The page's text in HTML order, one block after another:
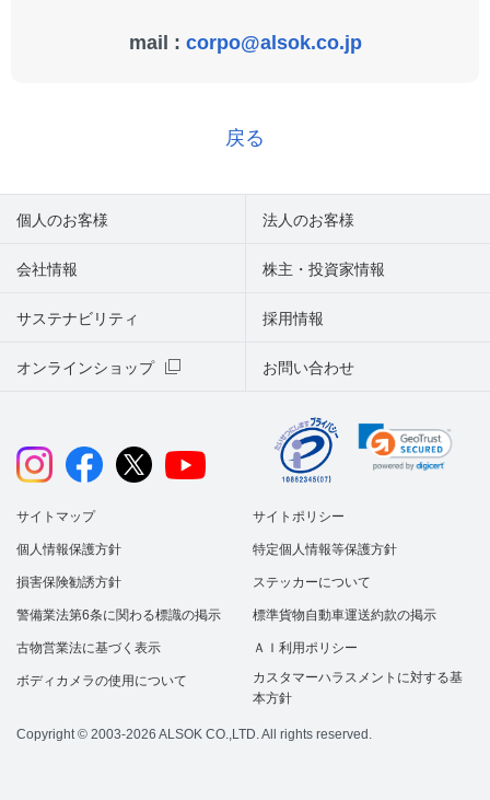
mail : corpo@alsok.co.jp
戻る
個人のお客様 法人のお客様
会社情報 株主・投資家情報
サステナビリティ
オンラインショップ お問い合わせ
採用情報
サイトマップ サイトポリシー
個人情報保護方針 特定個人情報等保護方針
損害保険勧誘方針 ステッカーについて
警備業法第6条に関わる標識の掲示 標準貨物自動車運送約款の掲示
古物営業法に基づく表示 ＡＩ利用ポリシー
ボディカメラの使用について
カスタマーハラスメントに対する基
本方針
Copyright © 2003-2026 ALSOK CO.,LTD. All rights reserved.